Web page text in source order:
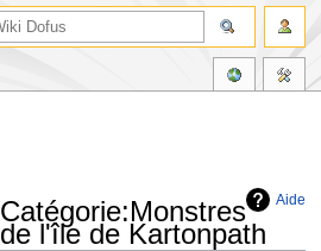
Aide
Catégorie:Monstres
de l'île de Kartonpath